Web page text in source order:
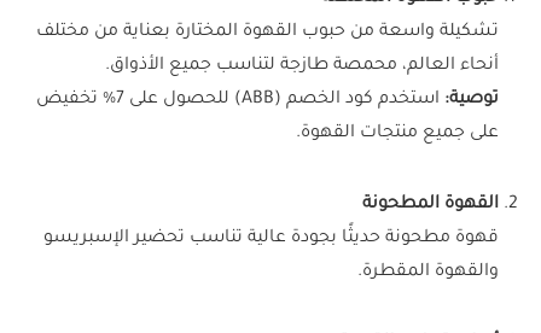
تشكيلة واسعة من حبوب القهوة المختارة بعناية من مختلف
أنحاء العالم، محمصة طازجة لتناسب جميع الأذواق.
توصية:
استخدم كود الخصم (ABB) للحصول على 7% تخفيض
على جميع منتجات القهوة.
القهوة المطحونة
قهوة مطحونة حديثًا بجودة عالية تناسب تحضير الإسبريسو
والقهوة المقطرة.